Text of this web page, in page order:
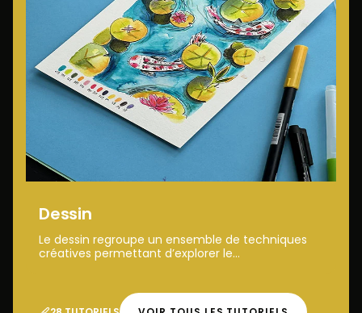
Dessin
Le dessin regroupe un ensemble de techniques
créatives permettant d’explorer le...